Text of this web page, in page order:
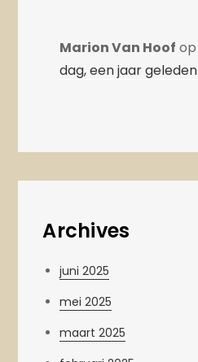
Marion Van Hoof op
dag, een jaar geleden
Archives
juni 2025
mei 2025
maart 2025